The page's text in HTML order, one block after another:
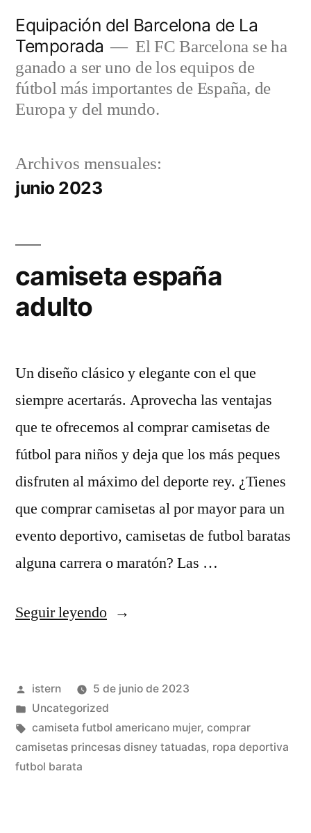
contenido
Equipación del Barcelona de La
Temporada
El FC Barcelona se ha
ganado a ser uno de los equipos de
fútbol más importantes de España, de
Europa y del mundo.
Archivos mensuales:
junio 2023
camiseta españa
adulto
Un diseño clásico y elegante con el que
siempre acertarás. Aprovecha las ventajas
que te ofrecemos al comprar camisetas de
fútbol para niños y deja que los más peques
disfruten al máximo del deporte rey. ¿Tienes
que comprar camisetas al por mayor para un
evento deportivo, camisetas de futbol baratas
alguna carrera o maratón? Las …
Seguir leyendo«camiseta
Publicado
por
istern
5 de junio de 2023
Publicado
en
Uncategorized
Etiquetas:
camiseta futbol americano mujer, comprar
camisetas princesas disney tatuadas, ropa deportiva
futbol barata